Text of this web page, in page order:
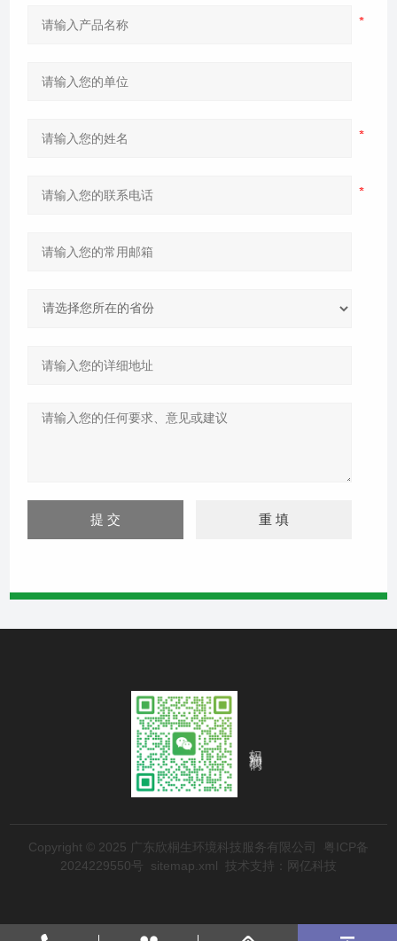
Copyright © 2025 广东欣桐生环境科技服务有限公司
粤ICP备
2024229550号
sitemap.xml 技术支持：网亿科技